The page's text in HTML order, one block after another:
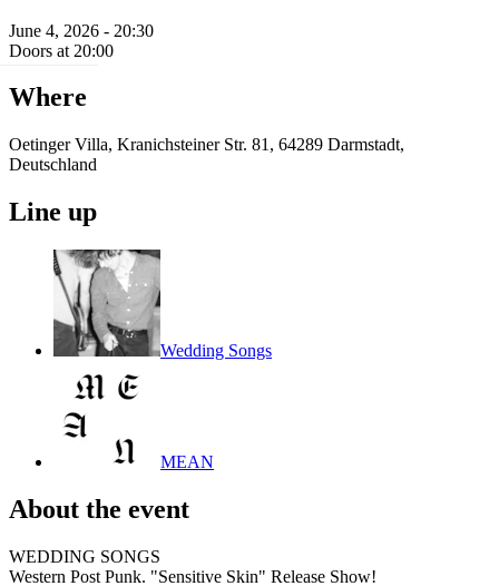
June 4, 2026 - 20:30
Doors at 20:00
Where
Oetinger Villa, Kranichsteiner Str. 81, 64289 Darmstadt,
Deutschland
Line up
Wedding Songs
MEAN
About the event
WEDDING SONGS
Western Post Punk. "Sensitive Skin" Release Show!